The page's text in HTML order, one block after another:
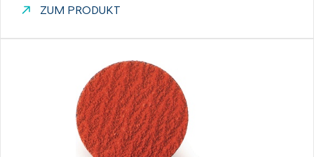
ZUM PRODUKT